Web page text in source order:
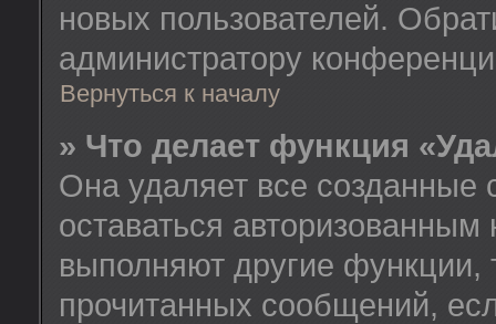
новых пользователей.
администратору
Вернуться к началу
» Что делает функция
Она удаляет все созданные
оставаться
выполняют другие функции,
прочитанных сообщений,